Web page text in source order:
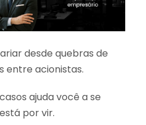
desde quebras de
acionistas.
ajuda você a se
por vir.